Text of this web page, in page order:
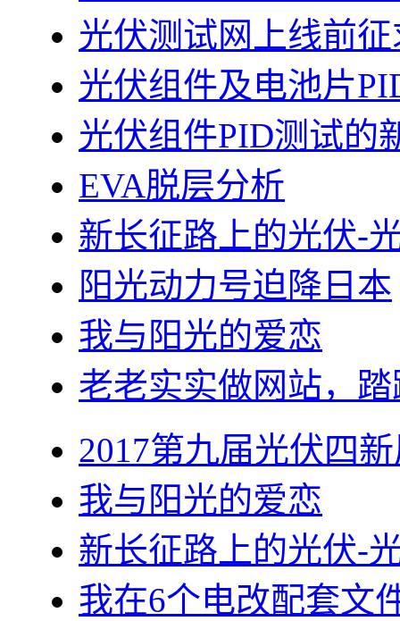
光伏测试网上线前
光伏组件及电池片
光伏组件PID测试的
EVA脱层分析
新长征路上的光伏-
阳光动力号迫降日本
我与阳光的爱恋
老老实实做网站，
2017第九届光伏四
我与阳光的爱恋
新长征路上的光伏-
我在6个电改配套文